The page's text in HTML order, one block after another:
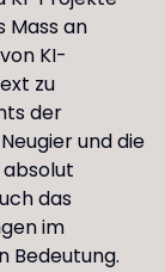
Mass an
KI-
zu
der
und die
das
im
Bedeutung.